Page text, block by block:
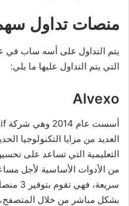
منصات تداول
يتم التداول على أسه ساب في
التي يتم التداول عليها ما يلي:
Alvexo
العديد من مزايا التكنولوجيا
التعليمية التي تساعد على
من الأدوات الأساسية لأجل
بشكل مباشر من خلال